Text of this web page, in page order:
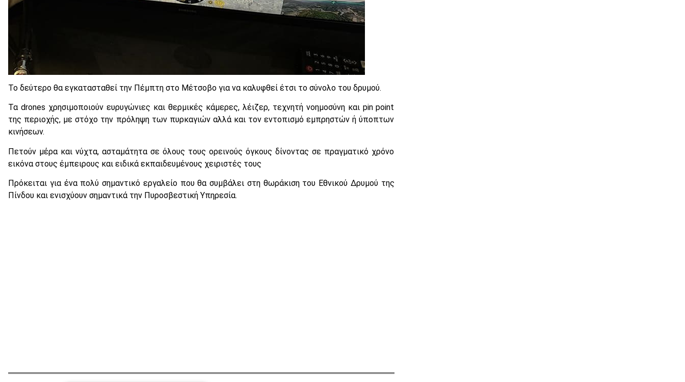
Το δεύτερο θα εγκατασταθεί την Πέμπτη στο Μέτσοβο για να καλυφθεί έτσι το σύνολο του δρυμού.
Τα drones χρησιμοποιούν ευρυγώνιες και θερμικές κάμερες, λέιζερ, τεχνητή νοημοσύνη και pin point
της περιοχής, με στόχο την πρόληψη των πυρκαγιών αλλά και τον εντοπισμό εμπρηστών ή ύποπτων
κινήσεων.
Πετούν μέρα και νύχτα, ασταμάτητα σε όλους τους ορεινούς όγκους δίνοντας σε πραγματικό χρόνο
εικόνα στους έμπειρους και ειδικά εκπαιδευμένους χειριστές τους
Πρόκειται για ένα πολύ σημαντικό εργαλείο που θα συμβάλει στη θωράκιση του Εθνικού Δρυμού της
Πίνδου και ενισχύουν σημαντικά την Πυροσβεστική Υπηρεσία.